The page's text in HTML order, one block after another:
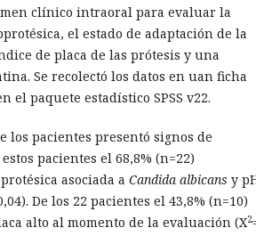
clínico intraoral para evaluar la
el estado de adaptación de la
de placa de las prótesis y una
Se recolectó los datos en uan ficha
el paquete estadístico SPSS v22.
los pacientes presentó signos de
pacientes el 68,8% (n=22)
asociada a Candida albicans y
De los 22 pacientes el 43,8% (n=10)
alto al momento de la evaluación (X2